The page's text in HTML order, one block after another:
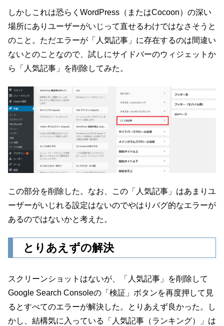
しかしこれは恐らくWordPress（またはCocoon）の深い
場所にありユーザーがいじって直せるわけではなさそうと
のこと。ただエラーが「人気記事」に存在するのは間違い
ないとのことなので、試しにサイドバーのウィジェットか
ら「人気記事」を削除してみた。
この部分を削除した。なお、この「人気記事」はあまりユ
ーザーがいじれる設定はないのでやはりバグ的なエラーが
あるのではないかと考えた。
とりあえずの解決
スクリーンショットはないが、「人気記事」を削除して
Google Search Consoleの「検証」ボタンを再度押して見
るとすべてのエラーが解決した。とりあえず良かった。し
かし、結構気に入っている「人気記事（ランキング）」は